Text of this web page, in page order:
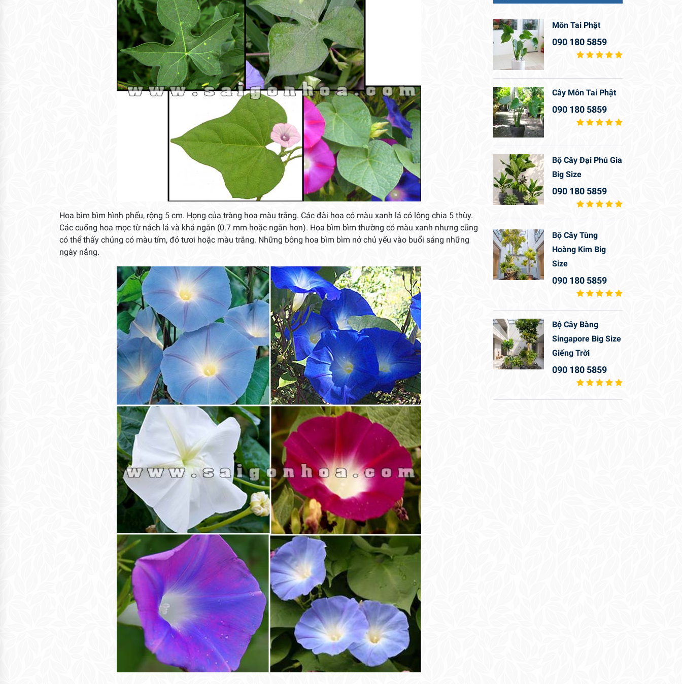
Hoa bìm bìm hình phểu, rộng 5 cm. Họng của tràng hoa màu trắng. Các đài hoa có màu xanh lá có lông chia 5 thùy.
Các cuống hoa mọc từ nách lá và khá ngắn (0.7 mm hoặc ngắn hơn). Hoa bìm bìm thường có màu xanh nhưng cũng
có thể thấy chúng có màu tím, đỏ tươi hoặc màu trắng. Những bông hoa bìm bìm nở chủ yếu vào buổi sáng những
ngày nắng.
Môn Tai Phật
090 180 5859
Cây Môn Tai Phật
090 180 5859
Bộ Cây Đại Phú Gia
Big Size
090 180 5859
Bộ Cây Tùng
Hoàng Kim Big
Size
090 180 5859
Bộ Cây Bàng
Singapore Big Size
Giếng Trời
090 180 5859